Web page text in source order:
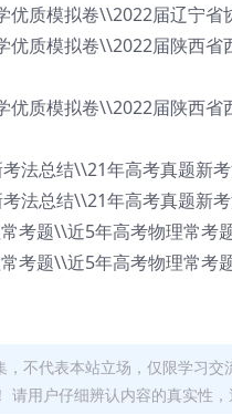
质模拟卷\\2022届辽宁
质模拟卷\\2022届陕西
质模拟卷\\2022届陕西
法总结\\21年高考真题新
法总结\\21年高考真题新
考题\\近5年高考物理常考
考题\\近5年高考物理常考
不代表本站立场，仅限学习
用户仔细辨认内容的真实性，